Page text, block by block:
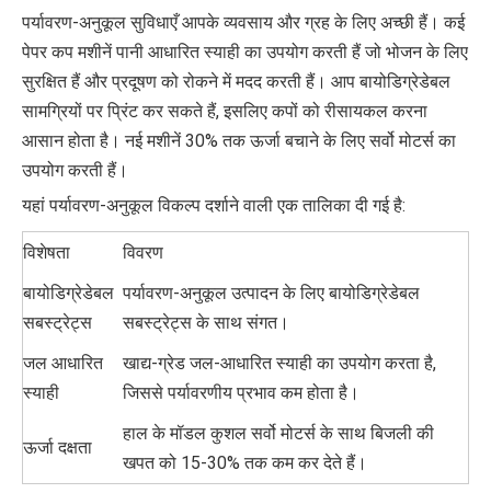
पर्यावरण-अनुकूल सुविधाएँ आपके व्यवसाय और ग्रह के लिए अच्छी हैं। कई
पेपर कप मशीनें पानी आधारित स्याही का उपयोग करती हैं जो भोजन के लिए
सुरक्षित हैं और प्रदूषण को रोकने में मदद करती हैं। आप बायोडिग्रेडेबल
सामग्रियों पर प्रिंट कर सकते हैं, इसलिए कपों को रीसायकल करना
आसान होता है। नई मशीनें 30% तक ऊर्जा बचाने के लिए सर्वो मोटर्स का
उपयोग करती हैं।
यहां पर्यावरण-अनुकूल विकल्प दर्शाने वाली एक तालिका दी गई है:
विशेषता
विवरण
बायोडिग्रेडेबल
सबस्ट्रेट्स
पर्यावरण-अनुकूल उत्पादन के लिए बायोडिग्रेडेबल
सबस्ट्रेट्स के साथ संगत।
जल आधारित
स्याही
खाद्य-ग्रेड जल-आधारित स्याही का उपयोग करता है,
जिससे पर्यावरणीय प्रभाव कम होता है।
ऊर्जा दक्षता
हाल के मॉडल कुशल सर्वो मोटर्स के साथ बिजली की
खपत को 15-30% तक कम कर देते हैं।